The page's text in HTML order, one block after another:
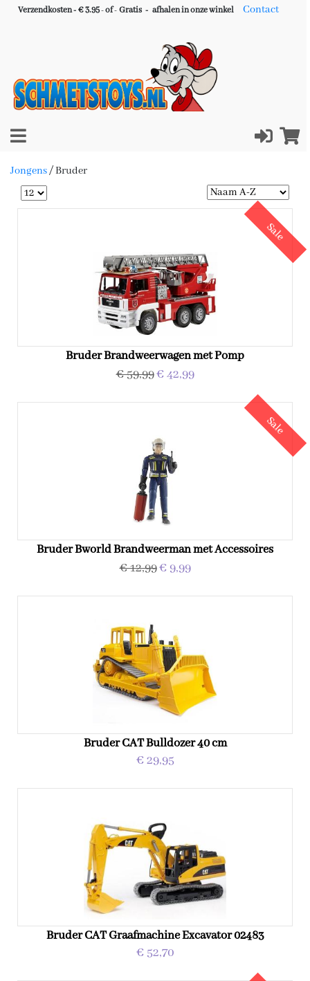
Verzendkosten - € 3.95-of- Gratis - afhalen in onze winkel Contact
Jongens/Bruder
Sale
Bruder Brandweerwagen met Pomp
€ 59,99€ 42,99
Sale
Bruder Bworld Brandweerman met Accessoires
€ 12,99€ 9,99
Bruder CAT Bulldozer 40 cm
€ 29,95
Bruder CAT Graafmachine Excavator 02483
€ 52,70